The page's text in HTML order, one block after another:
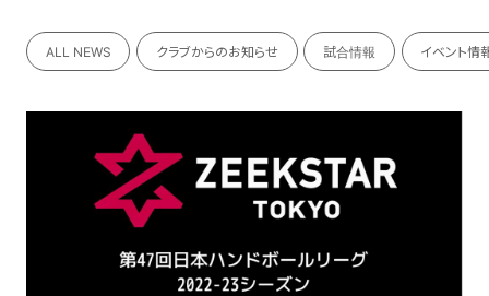
NEWS
TEAM
SCHEDULE
TICKET
ALL NEWS クラブからのお知らせ 試合情報 イベント情